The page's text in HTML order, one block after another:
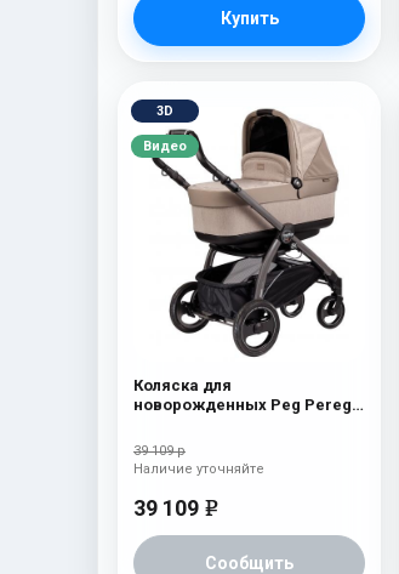
Купить
3D
Видео
Коляска для
новорожденных Peg Perego
Cream
39 109 р
39 109 e
Сообщить
Наличие уточняйте